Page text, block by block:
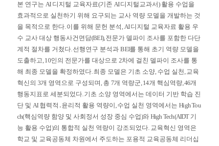
본 연구는 AI 디지털 교육자료(기존 AI디지털교과서) 활용 수업을
효과적으로 실천하기 위해 요구되는 교사 역량 모델을 개발하는 것
을 목적으로 한다.이를 위해 문헌 분석 , AI디지털 교육자료 활용 우
수 교사 대상 행동사건면담(BEI),전문가 델파이 조사를 포함한 다단
계적 절차를 거쳤다.선행연구 분석과BEI를 통해 초기 역량 모델을
도출하고, 10인의 전문가를 대상으로 2차에 걸친 델파이 조사를 통
해 최종 모델을 확정하였다.최종 모델은 기초 소양, 수업 실천 ,교육
혁신의 3개 영역으로 구성되며 , 총 7개 역량군, 14개 핵심역량, 46개
행동지표로 세분되었다.기초 소양 영역에서는 데이터 기반 학습 진
단 및 AI 협력적 ․ 윤리적 활용 역량이 ,수업 실천 영역에서는High Tou
ch(핵심역량 함양 및 사회정서 성장 중심 수업)와 High Tech(AIDT 기
능 활용 수업)의 통합적 실천 역량이 강조되었다. 교육혁신 영역은
학교 및 교육공동체 차원에서 주도하는 포용적 교육공동체 리더십